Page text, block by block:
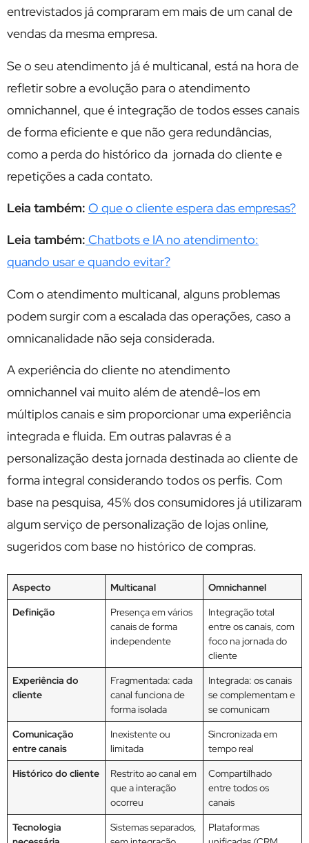
entrevistados já compraram em mais de um canal de
vendas da mesma empresa.
Se o seu atendimento já é multicanal, está na hora de
refletir sobre a evolução para o atendimento
omnichannel, que é integração de todos esses canais
de forma eficiente e que não gera redundâncias,
como a perda do histórico da jornada do cliente e
repetições a cada contato.
Leia também: O que o cliente espera das empresas?
Leia também: Chatbots e IA no atendimento:
quando usar e quando evitar?
Com o atendimento multicanal, alguns problemas
podem surgir com a escalada das operações, caso a
omnicanalidade não seja considerada.
A experiência do cliente no atendimento
omnichannel vai muito além de atendê-los em
múltiplos canais e sim proporcionar uma experiência
integrada e fluida. Em outras palavras é a
personalização desta jornada destinada ao cliente de
forma integral considerando todos os perfis. Com
base na pesquisa, 45% dos consumidores já utilizaram
algum serviço de personalização de lojas online,
sugeridos com base no histórico de compras.
Aspecto Multicanal
Omnichannel
Definição
Presença em vários
canais de forma
independente
Integração total
entre os canais, com
foco na jornada do
cliente
Experiência do
cliente
Fragmentada: cada
canal funciona de
forma isolada
Integrada: os canais
se complementam e
se comunicam
Comunicação
entre canais
Inexistente ou
limitada
Sincronizada em
tempo real
Histórico do cliente
Restrito ao canal em
que a interação
ocorreu
Compartilhado
entre todos os
canais
Tecnologia
Sistemas separados,
Plataformas